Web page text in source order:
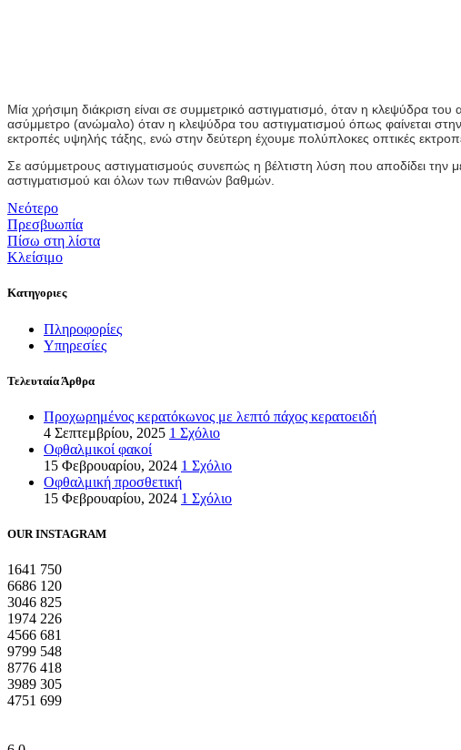
Μία χρήσιμη διάκριση είναι σε συμμετρικό αστιγματισμό, όταν η κλεψύδρα
ασύμμετρο (ανώμαλο) όταν η κλεψύδρα του αστιγματισμού όπως φαίνεται
εκτροπές υψηλής τάξης, ενώ στην δεύτερη έχουμε πολύπλοκες οπτικές
Σε ασύμμετρους αστιγματισμούς συνεπώς η βέλτιστη λύση που αποδίδει την
αστιγματισμού και όλων των πιθανών βαθμών.
Νεότερο
Πρεσβυωπία
Πίσω στη λίστα
Κλείσιμο
Κατηγοριες
Πληροφορίες
Υπηρεσίες
Τελευταία Άρθρα
Προχωρημένος κερατόκωνος με λεπτό πάχος κερατοειδή
4 Σεπτεμβρίου, 2025 1 Σχόλιο
Οφθαλμικοί φακοί
15 Φεβρουαρίου, 2024 1 Σχόλιο
Οφθαλμική προσθετική
15 Φεβρουαρίου, 2024 1 Σχόλιο
OUR INSTAGRAM
1641 750
6686 120
3046 825
1974 226
4566 681
9799 548
8776 418
3989 305
4751 699